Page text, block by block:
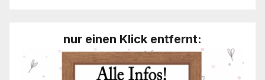
nur einen Klick entfernt: